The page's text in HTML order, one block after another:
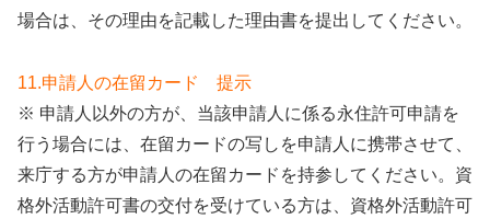
場合は、その理由を記載した理由書を提出してください。
11.申請人の在留カード 提示
※ 申請人以外の方が、当該申請人に係る永住許可申請を
行う場合には、在留カードの写しを申請人に携帯させて、
来庁する方が申請人の在留カードを持参してください。資
格外活動許可書の交付を受けている方は、資格外活動許可